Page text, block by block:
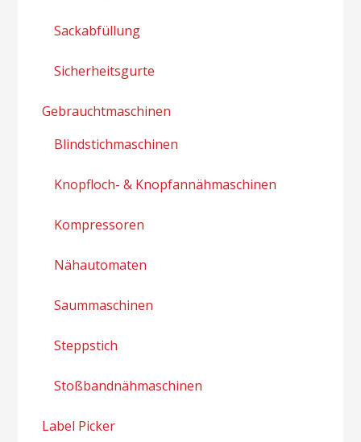
Sackabfüllung
Sicherheitsgurte
Gebrauchtmaschinen
Blindstichmaschinen
Knopfloch- & Knopfannähmaschinen
Kompressoren
Nähautomaten
Saummaschinen
Steppstich
Stoßbandnähmaschinen
Label Picker